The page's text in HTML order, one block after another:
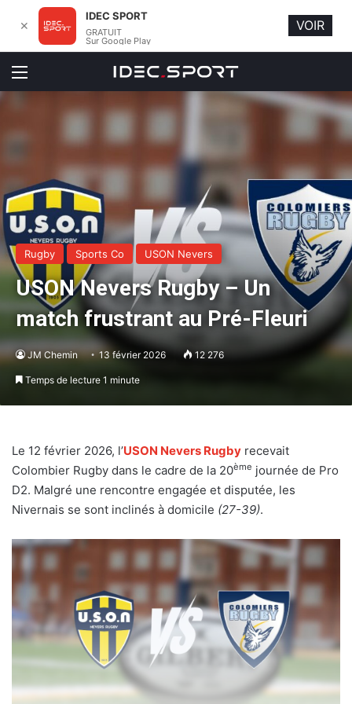
Menu
Rugby Sports Co USON Nevers
USON Nevers Rugby – Un
match frustrant au Pré-Fleuri
JM Chemin 13 février 2026 12 276
Temps de lecture 1 minute
Le 12 février 2026, l’USON Nevers Rugby recevait
Colombier Rugby dans le cadre de la 20ème journée de Pro
D2. Malgré une rencontre engagée et disputée, les
Nivernais se sont inclinés à domicile (27-39).
✕
IDEC SPORT
GRATUIT
Sur Google Play
VOIR